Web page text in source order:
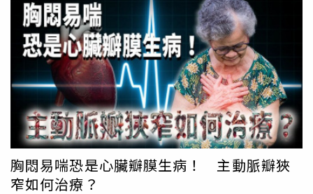
以維持正常血流，把血液輸送到全身各處。但若二尖瓣無法
關閉，就會造成血液逆流。林口長庚紀念醫院心臟衰竭中心
主任張其任表示，二尖瓣逆流分為原發性與次發性，多數患
者病況是緩慢漸進，早期沒有症狀，但當逆流越越來越嚴重
的時候，就會出現呼吸困難、運動耐受度越來越差、心悸、
下肢水腫、無法躺平、腹脹等症狀，建議照心臟超音波檢
查。及早治療預後佳 二尖瓣修補優先、置換為後重度二尖
瓣逆流，恐產生心臟衰竭，及早治療是上上策！林口長庚紀
念醫院心臟血管外科主任陳紹緯說明，根據長期研究心血管
併發症，及早修補預後較佳，因此治療原則是「修補優先、
置換為後」。 外科修補與置換：標準 開胸手術目前國際治
胸悶易喘恐是心臟瓣膜生病！ 主動脈瓣狹
窄如何治療？